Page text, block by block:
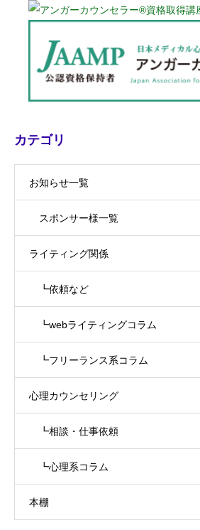
カテゴリ
お知らせ一覧
スポンサー様一覧
ライティング関係
┗依頼など
┗webライティングコラム
┗フリーランス系コラム
心理カウンセリング
┗相談・仕事依頼
┗心理系コラム
本棚